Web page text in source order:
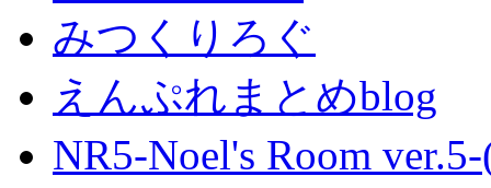
みつくりろぐ
えんぷれまとめblog
NR5-Noel's Room